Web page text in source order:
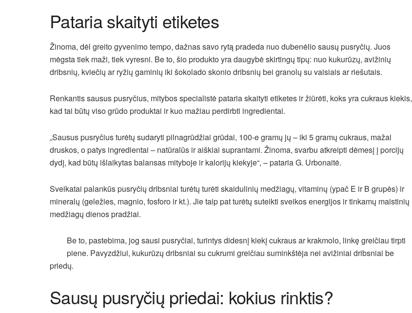
Pataria skaityti etiketes
Žinoma, dėl greito gyvenimo tempo, dažnas savo rytą pradeda nuo dubenėlio sausų pusryčių. Juos
mėgsta tiek maži, tiek vyresni. Be to, šio produkto yra daugybė skirtingų tipų: nuo kukurūzų, avižinių
dribsnių, kviečių ar ryžių gaminių iki šokolado skonio dribsnių bei granolų su vaisiais ar riešutais.
Renkantis sausus pusryčius, mitybos specialistė pataria skaityti etiketes ir žiūrėti, koks yra cukraus kiekis,
kad tai būtų viso grūdo produktai ir kuo mažiau perdirbti ingredientai.
„Sausus pusryčius turėtų sudaryti pilnagrūdžiai grūdai, 100-e gramų jų – iki 5 gramų cukraus, mažai
druskos, o patys ingredientai – natūralūs ir aiškiai suprantami. Žinoma, svarbu atkreipti dėmesį į porcijų
dydį, kad būtų išlaikytas balansas mityboje ir kalorijų kiekyje“, – pataria G. Urbonaitė.
Sveikatai palankūs pusryčių dribsniai turėtų turėti skaidulinių medžiagų, vitaminų (ypač E ir B grupės) ir
mineralų (geležies, magnio, fosforo ir kt.). Jie taip pat turėtų suteikti sveikos energijos ir tinkamų maistinių
medžiagų dienos pradžiai.
Be to, pastebima, jog sausi pusryčiai, turintys didesnį kiekį cukraus ar krakmolo, linkę greičiau tirpti
piene. Pavyzdžiui, kukurūzų dribsniai su cukrumi greičiau suminkštėja nei avižiniai dribsniai be
priedų.
Sausų pusryčių priedai: kokius rinktis?